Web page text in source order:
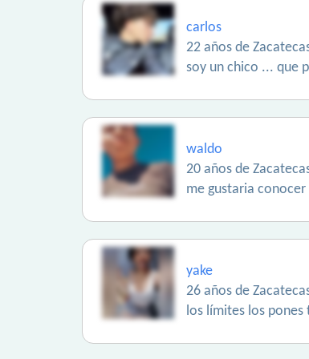
carlos
22 años de
soy un chico ... que
waldo
20 años de
me gustaria
yake
26 años de
los límites los pones